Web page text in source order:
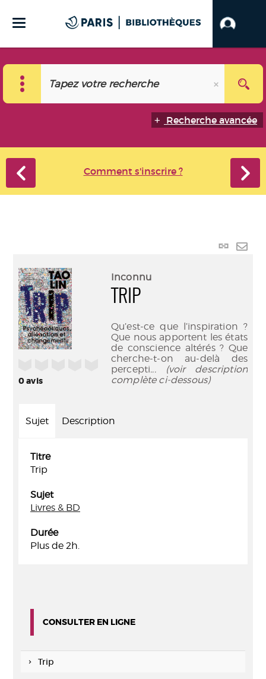
Recherche avancée
Comment s'inscrire ?
Lien
0avis
Inconnu
TRIP
Qu’est-ce que l’inspiration ?
Que nous apportent les états
de conscience altérés ? Que
cherche-t-on au-delà des
percepti... (voir description
complète ci-dessous)
Sujet Description
Titre
Trip
Sujet
Livres & BD
Durée
Plus de 2h.
CONSULTER EN LIGNE
Trip